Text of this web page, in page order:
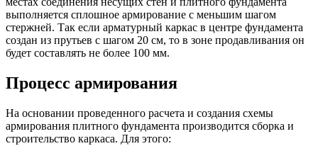
выполняется сплошное армирование с меньшим шагом
стержней. Так если арматурный каркас в центре фундамента
создан из прутьев с шагом 20 см, то в зоне продавливания он
будет составлять не более 100 мм.
Процесс армирования
На основании проведенного расчета и создания схемы
армирования плитного фундамента производится сборка и
строительство каркаса. Для этого: